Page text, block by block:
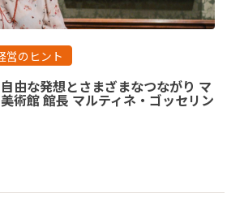
営のヒント
由な発想とさまざまなつながり マ
術館 館長 マルティネ・ゴッセリン